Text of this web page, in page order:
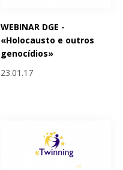
WEBINAR DGE -
«Holocausto e outros
genocídios»
23.01.17